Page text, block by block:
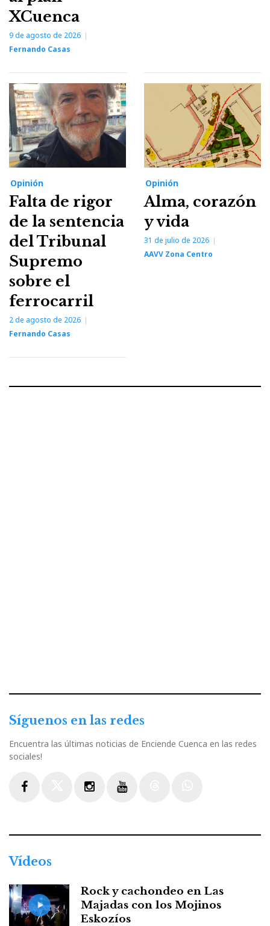
XCuenca
9 de agosto de 2026
Fernando Casas
Opinión
Falta de rigor
de la sentencia
del Tribunal
Supremo
sobre el
ferrocarril
2 de agosto de 2026
Fernando Casas
Opinión
Alma, corazón
y vida
31 de julio de 2026
AAVV Zona Centro
Síguenos en las redes
Encuentra las últimas noticias de Enciende Cuenca en las redes
sociales!
Vídeos
Rock y cachondeo en Las
Majadas con los Mojinos
Eskozíos